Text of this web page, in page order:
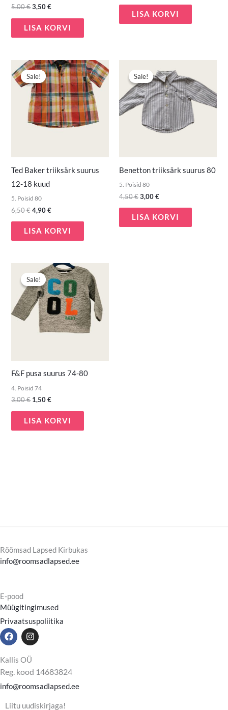
5,00€3,50€
LISA KORVI
LISA KORVI
Sale!
Sale!
Ted Baker triiksärk suurus
12-18 kuud
5. Poisid 80
6,50€
Algne
hind
oli:
6,50 €.
4,90€
Praegune
hind
on:
4,90 €.
LISA KORVI
Sale!
Sale!
Benetton triiksärk suurus 80
5. Poisid 80
4,50€
hind
oli:
4,50 €.
3,00€
hind
on:
3,00 €.
LISA KORVI
Sale!
Sale!
F&F pusa suurus 74-80
4. Poisid 74
3,00€
Algne
hind
oli:
3,00 €.
1,50€
Praegune
hind
on:
1,50 €.
LISA KORVI
Rõõmsad Lapsed Kirbukas
info@roomsadlapsed.ee
E-pood
Müügitingimused
Privaatsuspoliitika
F
a
c
e
b
o
o
k
I
n
s
t
a
g
r
a
m
Kallis OÜ
Reg. kood 14683824
info@roomsadlapsed.ee
Liitu uudiskirjaga!